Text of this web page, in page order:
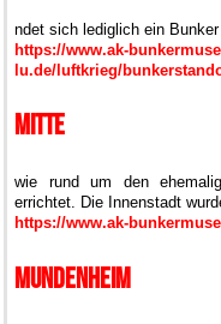
ndet sich lediglich ein
https://www.ak-
lu.de/luftkrieg/
Mitte
wie rund um den
errichtet. Die Innenstadt
https://www.ak-
Mundenheim